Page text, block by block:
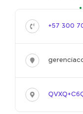
+57 300